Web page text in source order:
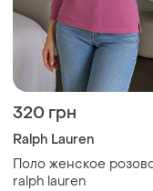
320 грн
Ralph Lauren
Поло женское
ralph lauren